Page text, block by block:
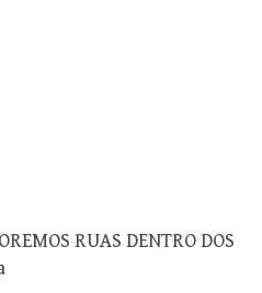
RUAS DENTRO DOS